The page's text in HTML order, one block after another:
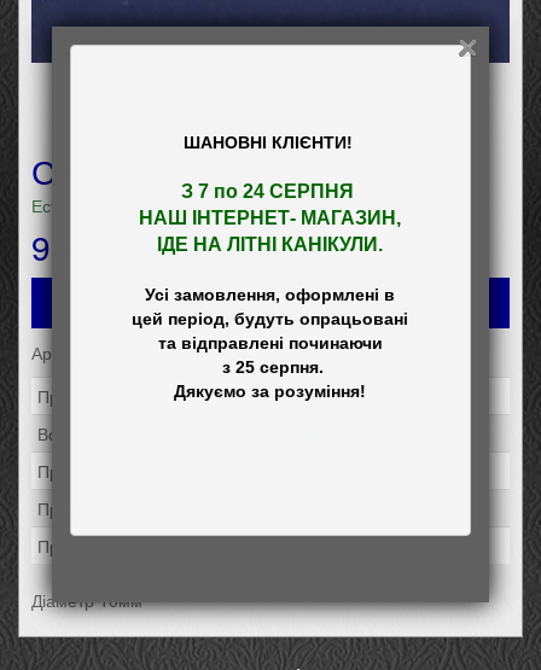
ШАНОВНІ КЛІЄНТИ!
З 7 по 24 СЕРПНЯ
НАШ
ІНТЕРНЕТ- МАГАЗИН ,
ІДЕ НА ЛІТНІ КАНІКУЛИ.
Усі замовлення, оформлені в
цей період, будуть опрацьовані
та відправлені починаючи
Сережки Флай
Есть в наличии
936
Добавить в заказ
Артикул: 20160р
Проба:
925родир.
Вставка:
Производитель:
Праздники:
Праздники:
Діаметр 10мм